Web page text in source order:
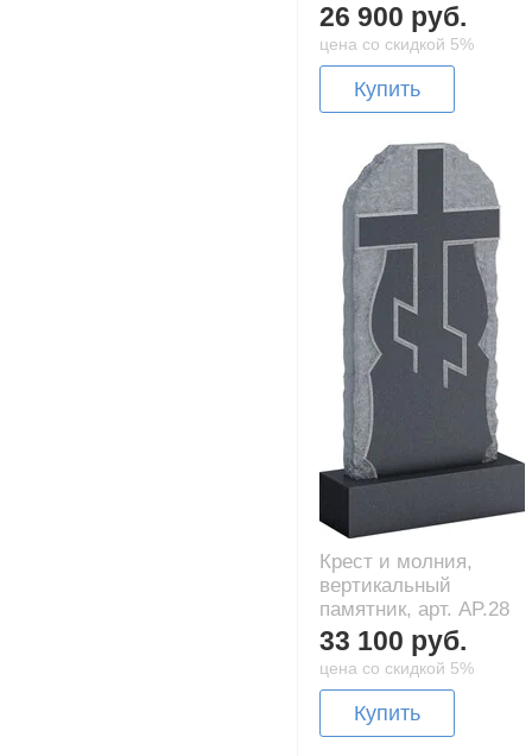
26 900 руб.
цена со скидкой 5%
Купить
Крест и молния,
вертикальный
памятник, арт. AP.28
33 100 руб.
цена со скидкой 5%
Купить